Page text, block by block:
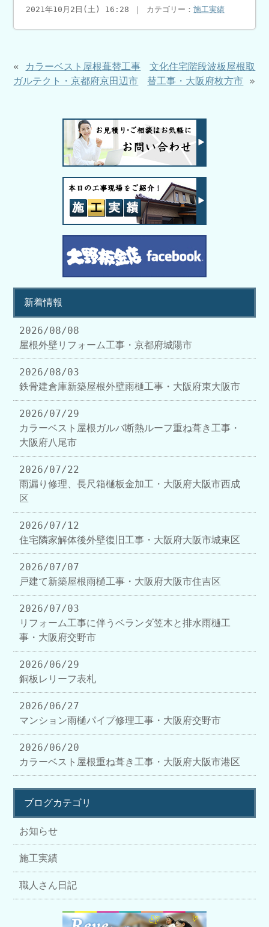
2021年10月2日(土) 16:28 ｜ カテゴリー：施工実績
« カラーベスト屋根葺替工事
ガルテクト・京都府京田辺市
文化住宅階段波板屋根取
替工事・大阪府枚方市 »
新着情報
2026/08/08
屋根外壁リフォーム工事・京都府城陽市
2026/08/03
鉄骨建倉庫新築屋根外壁雨樋工事・大阪府東大阪市
2026/07/29
カラーベスト屋根ガルバ断熱ルーフ重ね葺き工事・
大阪府八尾市
2026/07/22
雨漏り修理、長尺箱樋板金加工・大阪府大阪市西成
区
2026/07/12
住宅隣家解体後外壁復旧工事・大阪府大阪市城東区
2026/07/07
戸建て新築屋根雨樋工事・大阪府大阪市住吉区
2026/07/03
リフォーム工事に伴うベランダ笠木と排水雨樋工
事・大阪府交野市
2026/06/29
銅板レリーフ表札
2026/06/27
マンション雨樋パイプ修理工事・大阪府交野市
2026/06/20
カラーベスト屋根重ね葺き工事・大阪府大阪市港区
ブログカテゴリ
お知らせ
施工実績
職人さん日記